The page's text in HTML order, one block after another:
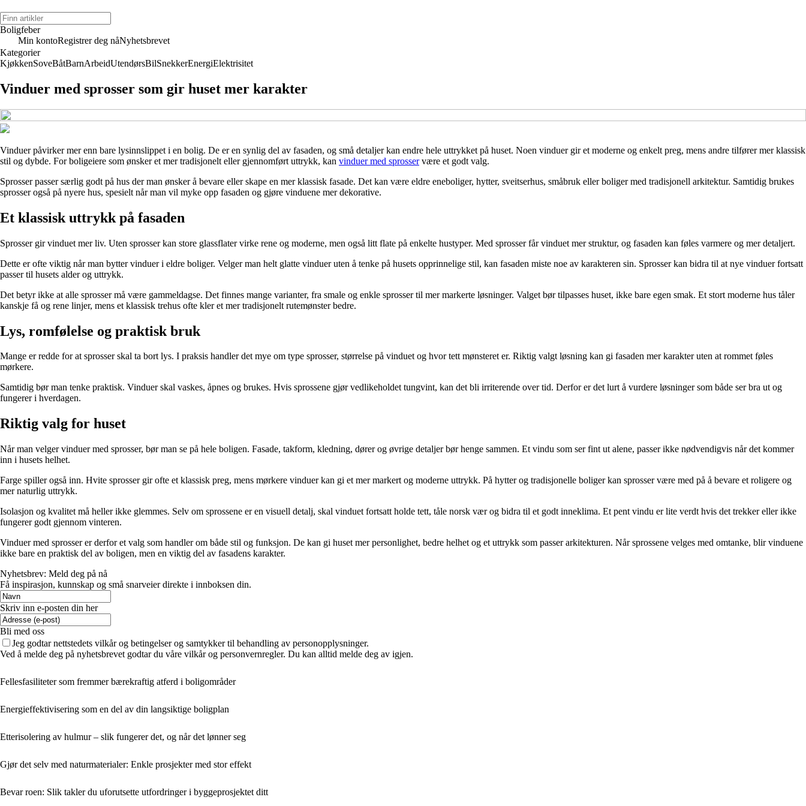
Boligfeber
Min kontoRegistrer deg nåNyhetsbrevet
Kategorier
KjøkkenSoveBåtBarnArbeidUtendørsBilSnekkerEnergiElektrisitet
Vinduer med sprosser som gir huset mer karakter
Vinduer påvirker mer enn bare lysinnslippet i en bolig. De er en synlig del av fasaden, og små detaljer kan endre hele uttrykket på huset. Noen vinduer gir et moderne og enkelt preg, mens andre tilfører mer klassisk
stil og dybde. For boligeiere som ønsker et mer tradisjonelt eller gjennomført uttrykk, kan vinduer med sprosservære et godt valg.
Sprosser passer særlig godt på hus der man ønsker å bevare eller skape en mer klassisk fasade. Det kan være eldre eneboliger, hytter, sveitserhus, småbruk eller boliger med tradisjonell arkitektur. Samtidig brukes
sprosser også på nyere hus, spesielt når man vil myke opp fasaden og gjøre vinduene mer dekorative.
Et klassisk uttrykk på fasaden
Sprosser gir vinduet mer liv. Uten sprosser kan store glassflater virke rene og moderne, men også litt flate på enkelte hustyper. Med sprosser får vinduet mer struktur, og fasaden kan føles varmere og mer detaljert.
Dette er ofte viktig når man bytter vinduer i eldre boliger. Velger man helt glatte vinduer uten å tenke på husets opprinnelige stil, kan fasaden miste noe av karakteren sin. Sprosser kan bidra til at nye vinduer fortsatt
passer til husets alder og uttrykk.
Det betyr ikke at alle sprosser må være gammeldagse. Det finnes mange varianter, fra smale og enkle sprosser til mer markerte løsninger. Valget bør tilpasses huset, ikke bare egen smak. Et stort moderne hus tåler
kanskje få og rene linjer, mens et klassisk trehus ofte kler et mer tradisjonelt rutemønster bedre.
Lys, romfølelse og praktisk bruk
Mange er redde for at sprosser skal ta bort lys. I praksis handler det mye om type sprosser, størrelse på vinduet og hvor tett mønsteret er. Riktig valgt løsning kan gi fasaden mer karakter uten at rommet føles
mørkere.
Samtidig bør man tenke praktisk. Vinduer skal vaskes, åpnes og brukes. Hvis sprossene gjør vedlikeholdet tungvint, kan det bli irriterende over tid. Derfor er det lurt å vurdere løsninger som både ser bra ut og
fungerer i hverdagen.
Riktig valg for huset
Når man velger vinduer med sprosser, bør man se på hele boligen. Fasade, takform, kledning, dører og øvrige detaljer bør henge sammen. Et vindu som ser fint ut alene, passer ikke nødvendigvis når det kommer
inn i husets helhet.
Farge spiller også inn. Hvite sprosser gir ofte et klassisk preg, mens mørkere vinduer kan gi et mer markert og moderne uttrykk. På hytter og tradisjonelle boliger kan sprosser være med på å bevare et roligere og
mer naturlig uttrykk.
Isolasjon og kvalitet må heller ikke glemmes. Selv om sprossene er en visuell detalj, skal vinduet fortsatt holde tett, tåle norsk vær og bidra til et godt inneklima. Et pent vindu er lite verdt hvis det trekker eller ikke
fungerer godt gjennom vinteren.
Vinduer med sprosser er derfor et valg som handler om både stil og funksjon. De kan gi huset mer personlighet, bedre helhet og et uttrykk som passer arkitekturen. Når sprossene velges med omtanke, blir vinduene
ikke bare en praktisk del av boligen, men en viktig del av fasadens karakter.
Nyhetsbrev: Meld deg på nå
Få inspirasjon, kunnskap og små snarveier direkte i innboksen din.
Skriv inn e-posten din her
Bli med oss
Jeg godtar nettstedets vilkår og betingelser og samtykker til behandling av personopplysninger.
Ved å melde deg på nyhetsbrevet godtar du våre vilkår og personvernregler. Du kan alltid melde deg av igjen.
Fellesfasiliteter som fremmer bærekraftig atferd i boligområder
Energieffektivisering som en del av din langsiktige boligplan
Etterisolering av hulmur – slik fungerer det, og når det lønner seg
Gjør det selv med naturmaterialer: Enkle prosjekter med stor effekt
Bevar roen: Slik takler du uforutsette utfordringer i byggeprosjektet ditt